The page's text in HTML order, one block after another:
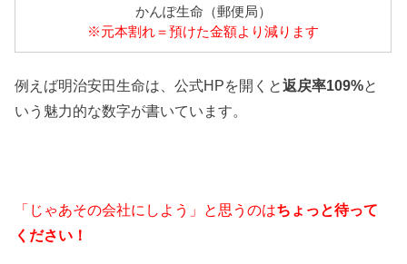
かんぽ生命（郵便局）
※元本割れ＝預けた金額より減ります
例えば明治安田生命は、公式HPを開くと返戻率109%と
いう魅力的な数字が書いています。
「じゃあその会社にしよう」と思うのはちょっと待って
ください！